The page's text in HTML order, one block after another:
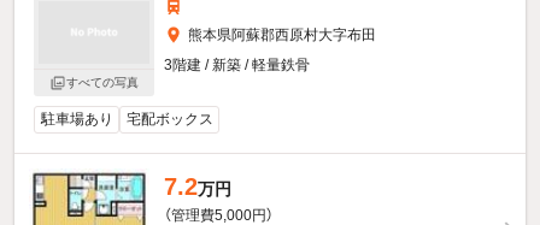
すべての写真
熊本県阿蘇郡西原村大字布田
3階建 / 新築 / 軽量鉄骨
駐車場あり 宅配ボックス
7.2万円
（管理費5,000円）